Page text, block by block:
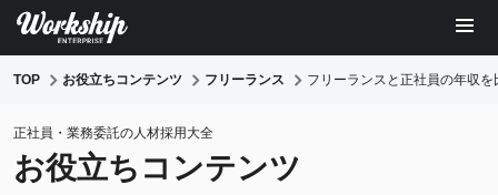
TOP お役立ちコンテンツ フリーランス フリーランスと正社員の年収
正社員・業務委託の人材採用大全
お役立ちコンテンツ